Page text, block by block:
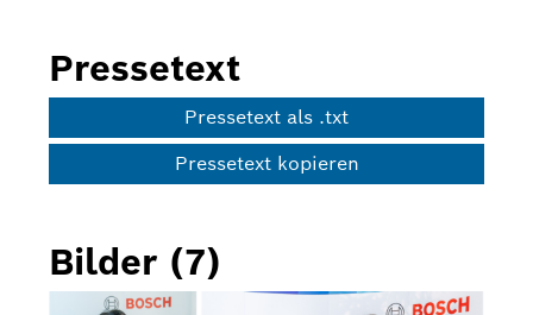
Pressetext
Pressetext als .txt
Pressetext kopieren
Bilder (7)